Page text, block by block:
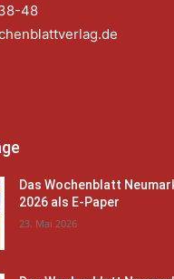
48
Das Wochenblatt
2026 als E-Paper
23. Mai 2026